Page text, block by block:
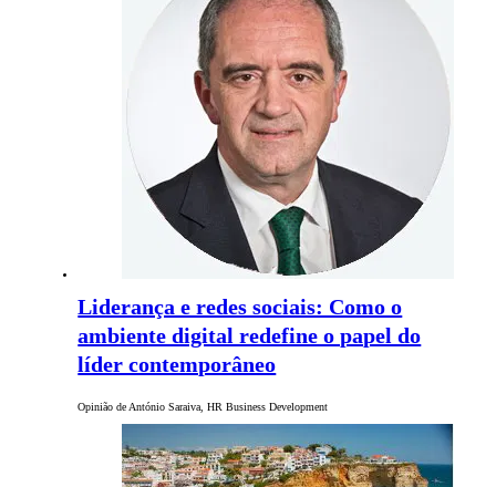
Liderança e redes sociais: Como o
ambiente digital redefine o papel do
líder contemporâneo
Opinião de António Saraiva, HR Business Development